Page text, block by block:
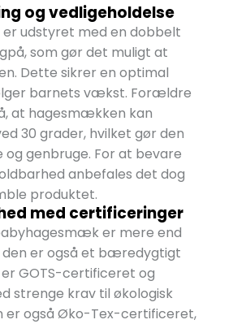
og vedligeholdelse
udstyret med en dobbelt
som gør det muligt at
Dette sikrer en optimal
barnets vækst. Forældre
at hagesmækken kan
30 grader, hvilket gør den
genbruge. For at bevare
anbefales det dog
produktet.
med certificeringer
er mere end
er også et bæredygtigt
GOTS-certificeret og
strenge krav til økologisk
er også Øko-Tex-certificeret,